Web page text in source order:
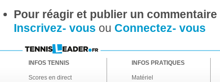
Pour réagir et publier un
Inscrivez- vous ou Connectez- vous
INFOS TENNIS
Scores en direct
INFOS PRATIQUES
Matériel